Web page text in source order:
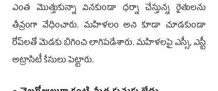
ఎంత మొత్తుకున్నా విన‌కుండా ధ‌ర్నా చేస్తున్న రైతుల‌ను
తీవ్రంగా వేధించారు. మ‌హిళ‌లం అని కూడా చూడ‌కుండా
రోప్‌ల‌తో మెడ‌కు బిగించి లాగిప‌డేశారు. మ‌హిళ‌ల‌పై ఎస్సీ, ఎస్టీ
అట్రాసిటీ కేసులు పెట్టారు.